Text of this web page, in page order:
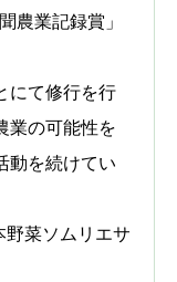
農業記録賞」
にて修行を行
業の可能性を
動を続けてい
菜ソムリエサ